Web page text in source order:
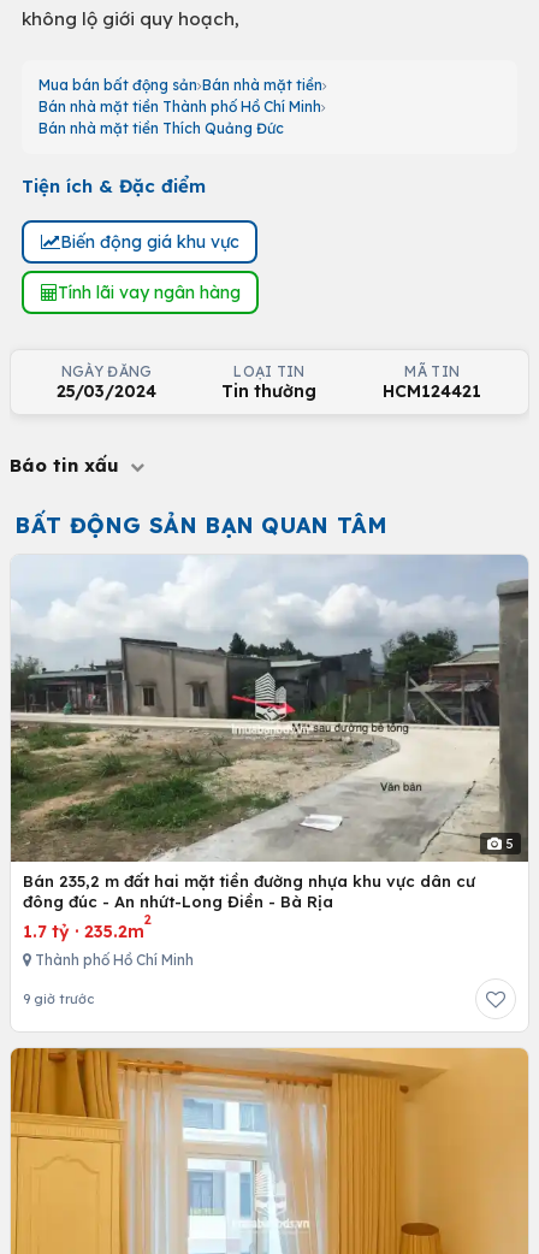
không lộ giới quy hoạch,
Mua bán bất động sản Bán nhà mặt tiền
Bán nhà mặt tiền Thành phố Hồ Chí Minh
Bán nhà mặt tiền Thích Quảng Đức
Tiện ích & Đặc điểm
Biến động giá khu vực
Tính lãi vay ngân hàng
NGÀY ĐĂNG
25/03/2024
LOẠI TIN
Tin thường
MÃ TIN
HCM124421
Báo tin xấu
BẤT ĐỘNG SẢN BẠN QUAN TÂM
5
Bán 235,2 m đất hai mặt tiền đường nhựa khu vực dân cư
đông đúc - An nhứt-Long Điền - Bà Rịa
1.7 tỷ · 235.2m
2
Thành phố Hồ Chí Minh
9 giờ trước